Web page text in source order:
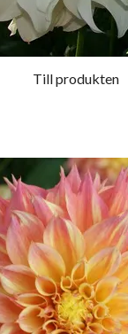
Till produkten